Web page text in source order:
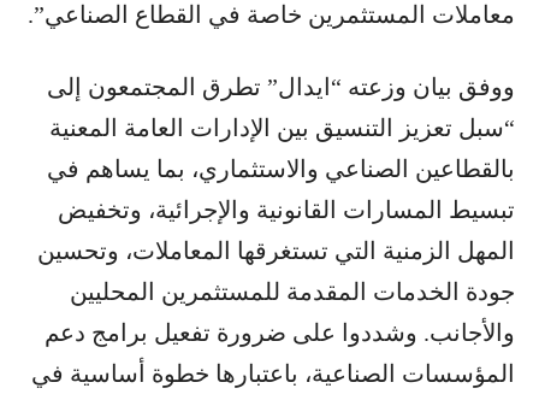
معاملات المستثمرين خاصة في القطاع الصناعي”.
ووفق بيان وزعته “ايدال” تطرق المجتمعون إلى
“سبل تعزيز التنسيق بين الإدارات العامة المعنية
بالقطاعين الصناعي والاستثماري، بما يساهم في
تبسيط المسارات القانونية والإجرائية، وتخفيض
المهل الزمنية التي تستغرقها المعاملات، وتحسين
جودة الخدمات المقدمة للمستثمرين المحليين
والأجانب. وشددوا على ضرورة تفعيل برامج دعم
المؤسسات الصناعية، باعتبارها خطوة أساسية في